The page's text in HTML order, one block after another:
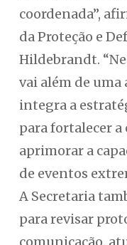
coordenada”,
da Proteção e
Hildebrandt.
vai além de
integra a
para fortalecer a
aprimorar a
de eventos
A Secretaria
para revisar